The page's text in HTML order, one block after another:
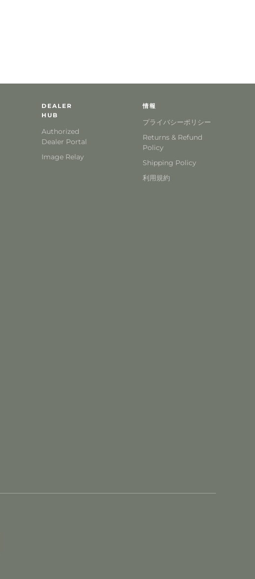
DEALER
HUB
Authorized
Dealer Portal
Image Relay
情報
プライバシーポリシー
Returns & Refund
Policy
Shipping Policy
利用規約